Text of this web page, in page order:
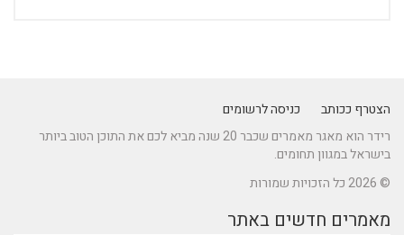
הצטרף ככותב
כניסה לרשומים
רידר הוא מאגר מאמרים שכבר 20 שנה מביא לכם את התוכן הטוב ביותר
בישראל במגוון תחומים.
© 2026 כל הזכויות שמורות
מאמרים חדשים באתר